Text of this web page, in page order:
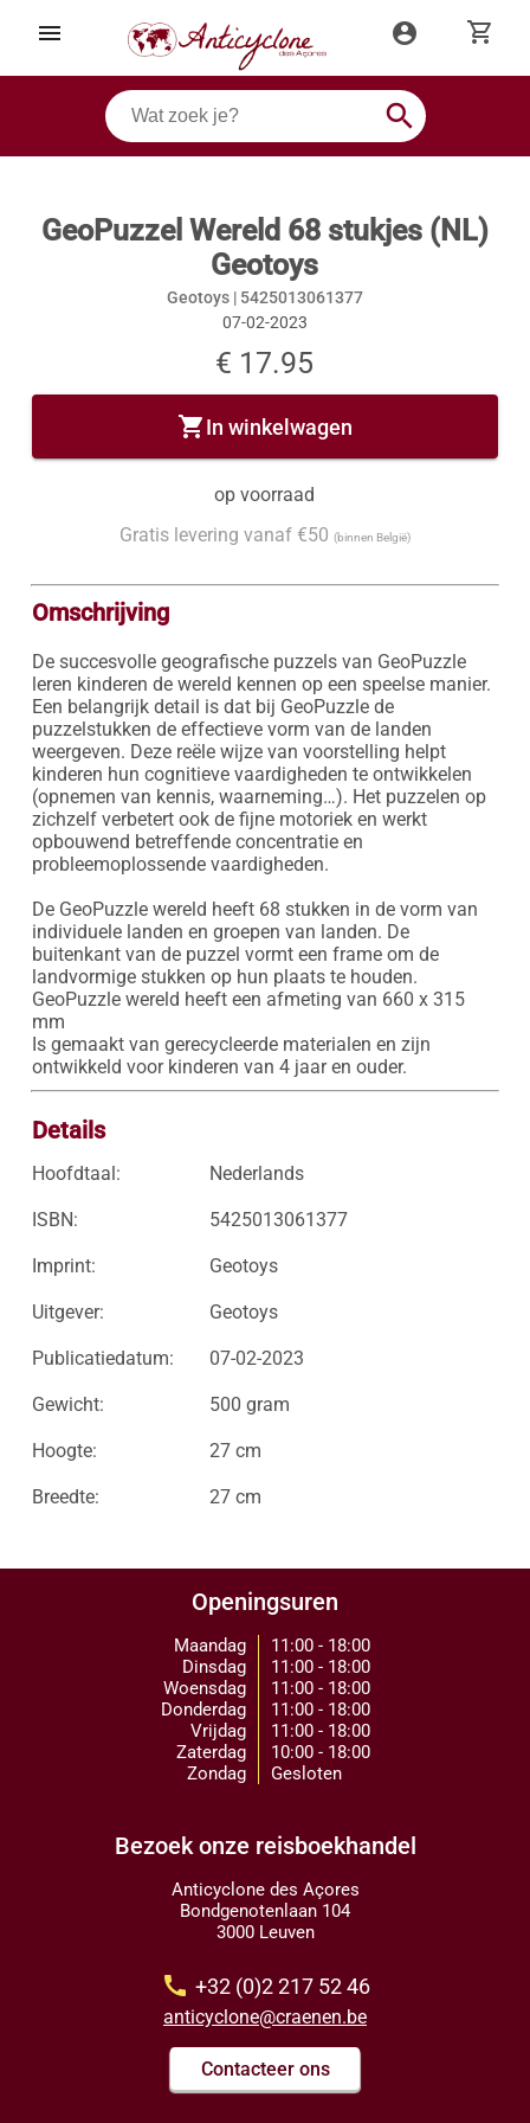
menu account_circle shopping_cart
search
GeoPuzzel Wereld 68 stukjes (NL)
Geotoys
Geotoys | 5425013061377
07-02-2023
€ 17.95
shopping_cartIn winkelwagen
op voorraad
Gratis levering vanaf €50 (binnen België)
Omschrijving
De succesvolle geografische puzzels van GeoPuzzle
leren kinderen de wereld kennen op een speelse manier.
Een belangrijk detail is dat bij GeoPuzzle de
puzzelstukken de effectieve vorm van de landen
weergeven. Deze reële wijze van voorstelling helpt
kinderen hun cognitieve vaardigheden te ontwikkelen
(opnemen van kennis, waarneming…). Het puzzelen op
zichzelf verbetert ook de fijne motoriek en werkt
opbouwend betreffende concentratie en
probleemoplossende vaardigheden.
De GeoPuzzle wereld heeft 68 stukken in de vorm van
individuele landen en groepen van landen. De
buitenkant van de puzzel vormt een frame om de
landvormige stukken op hun plaats te houden.
GeoPuzzle wereld heeft een afmeting van 660 x 315
mm
Is gemaakt van gerecycleerde materialen en zijn
ontwikkeld voor kinderen van 4 jaar en ouder.
Details
Hoofdtaal: Nederlands
ISBN: 5425013061377
Imprint: Geotoys
Uitgever: Geotoys
Publicatiedatum: 07-02-2023
Gewicht: 500 gram
Hoogte: 27 cm
Breedte: 27 cm
Openingsuren
Maandag
Dinsdag
Woensdag
Donderdag
Vrijdag
Zaterdag
Zondag
11:00 - 18:00
11:00 - 18:00
11:00 - 18:00
11:00 - 18:00
11:00 - 18:00
10:00 - 18:00
Gesloten
Bezoek onze reisboekhandel
Anticyclone des Açores
Bondgenotenlaan 104
3000 Leuven
call +32 (0)2 217 52 46
anticyclone@craenen.be
Contacteer ons